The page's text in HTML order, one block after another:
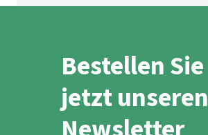
Bestellen Sie
jetzt unseren